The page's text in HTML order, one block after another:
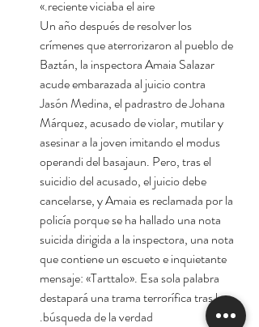
reciente viciaba el aire.»
Un año después de resolver los
crímenes que aterrorizaron al pueblo de
Baztán, la inspectora Amaia Salazar
acude embarazada al juicio contra
Jasón Medina, el padrastro de Johana
Márquez, acusado de violar, mutilar y
asesinar a la joven imitando el modus
operandi del basajaun. Pero, tras el
suicidio del acusado, el juicio debe
cancelarse, y Amaia es reclamada por la
policía porque se ha hallado una nota
suicida dirigida a la inspectora, una nota
que contiene un escueto e inquietante
mensaje: «Tarttalo». Esa sola palabra
destapará una trama terrorífica tras la
búsqueda de la verdad.